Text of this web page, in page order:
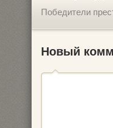
Победители
Новый